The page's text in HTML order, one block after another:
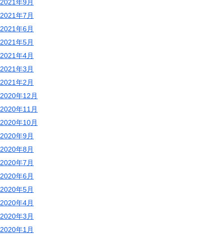
2021年9月
2021年7月
2021年6月
2021年5月
2021年4月
2021年3月
2021年2月
2020年12月
2020年11月
2020年10月
2020年9月
2020年8月
2020年7月
2020年6月
2020年5月
2020年4月
2020年3月
2020年1月